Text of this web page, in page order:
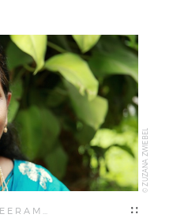
© ZUZANA ZWIEBEL